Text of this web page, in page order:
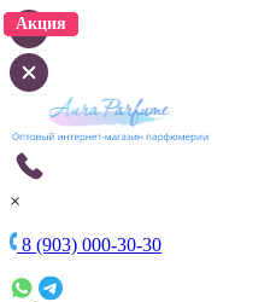
×
8 (903) 000-30-30
Акция
Акция
Акция
Акция
Акция